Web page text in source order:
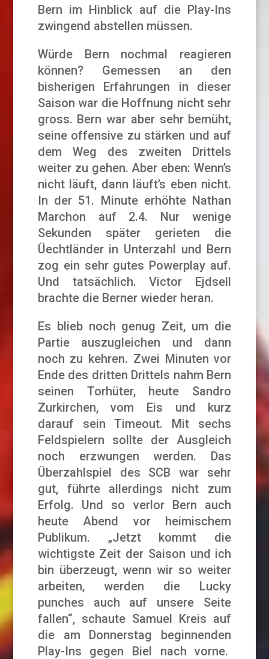
Bern im Hinblick auf die Play-Ins
zwingend abstellen müssen.
Würde Bern nochmal reagieren
können? Gemessen an den
bisherigen Erfahrungen in dieser
Saison war die Hoffnung nicht sehr
gross. Bern war aber sehr bemüht,
seine offensive zu stärken und auf
dem Weg des zweiten Drittels
weiter zu gehen. Aber eben: Wenn’s
nicht läuft, dann läuft’s eben nicht.
In der 51. Minute erhöhte Nathan
Marchon auf 2.4. Nur wenige
Sekunden später gerieten die
Üechtländer in Unterzahl und Bern
zog ein sehr gutes Powerplay auf.
Und tatsächlich. Victor Ejdsell
brachte die Berner wieder heran.
Es blieb noch genug Zeit, um die
Partie auszugleichen und dann
noch zu kehren. Zwei Minuten vor
Ende des dritten Drittels nahm Bern
seinen Torhüter, heute Sandro
Zurkirchen, vom Eis und kurz
darauf sein Timeout. Mit sechs
Feldspielern sollte der Ausgleich
noch erzwungen werden. Das
Überzahlspiel des SCB war sehr
gut, führte allerdings nicht zum
Erfolg. Und so verlor Bern auch
heute Abend vor heimischem
Publikum. „Jetzt kommt die
wichtigste Zeit der Saison und ich
bin überzeugt, wenn wir so weiter
arbeiten, werden die Lucky
punches auch auf unsere Seite
fallen“, schaute Samuel Kreis auf
die am Donnerstag beginnenden
Play-Ins gegen Biel nach vorne.